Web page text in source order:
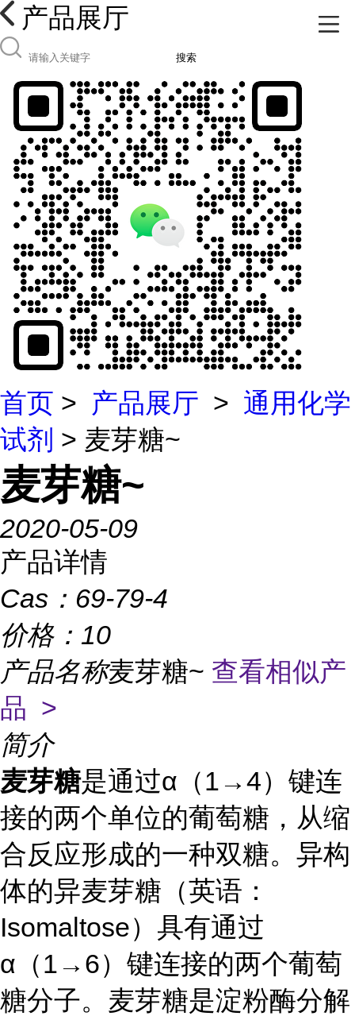
产品展厅
搜索
首页 > 产品展厅 > 通用化学
试剂 > 麦芽糖~
麦芽糖~
2020-05-09
产品详情
Cas： 69-79-4
价格： 10
产品名称麦芽糖~ 查看相似产
品 >
简介
麦芽糖是通过α（1→4）键连
接的两个单位的葡萄糖，从缩
合反应形成的一种双糖。异构
体的异麦芽糖（英语：
Isomaltose）具有通过
α（1→6）键连接的两个葡萄
糖分子。麦芽糖是淀粉酶分解